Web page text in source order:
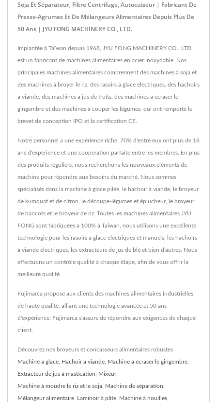
Soja Et Séparateur, Filtre Centrifuge, Autocuiseur | Fabricant De
Presse-Agrumes Et De Mélangeurs Alimentaires Depuis Plus De
50 Ans | JYU FONG MACHINERY CO., LTD.
Implantée à Taïwan depuis 1968, JYU FONG MACHINERY CO., LTD.
est un fabricant de machines alimentaires en acier inoxydable. Nos
principales machines alimentaires comprennent des machines à soja et
des machines à broyer le riz, des rasoirs à glace électriques, des hachoirs
à viande, des machines à jus de fruits, des machines à écraser le
gingembre et des machines à couper les légumes, qui ont remporté le
brevet de conception IPO et la certification CE.
Notre personnel a une expérience riche. 70% d'entre eux ont plus de 18
ans d'expérience et une coopération parfaite entre les membres. En plus
des produits réguliers, nous recherchons les nouveaux éléments de
machine pour répondre aux besoins du marché. Nous sommes
spécialisés dans la machine à glace pilée, le hachoir à viande, le broyeur
de kumquat et de citron, le découpe-légumes et éplucheur, le broyeur
de haricots et le broyeur de riz. Toutes les machines alimentaires JYU
FONG sont fabriquées à 100% à Taiwan, nous utilisons une excellente
technologie pour les rasoirs à glace électriques et manuels, les hachoirs
à viande électriques, les extracteurs de jus de blé et bien d'autres. Nous
effectuons un contrôle qualité à chaque étape, afin de vous offrir la
meilleure qualité.
Fujimarca propose aux clients des machines alimentaires industrielles
de haute qualité, alliant une technologie avancée et 50 ans
d'expérience. Fujimarca s'assure de répondre aux exigences de chaque
client.
Découvrez nos broyeurs et concasseurs alimentaires robustes
Machine à glace, Hachoir à viande, Machine à écraser le gingembre,
Extracteur de jus à mastication, Mixeur,
Machine à moudre le riz et le soja, Machine de séparation,
Mélangeur alimentaire, Laminoir à pâte, Machine à nouilles,